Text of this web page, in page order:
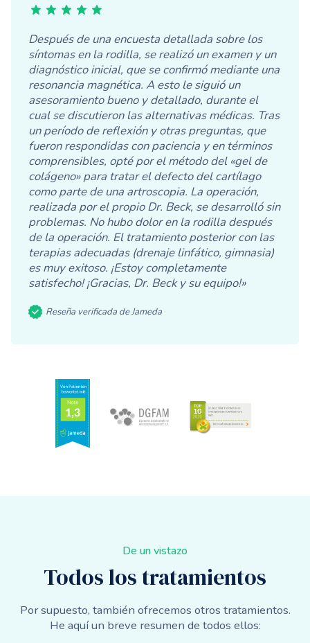
Después de una encuesta detallada sobre los
síntomas en la rodilla, se realizó un examen y un
diagnóstico inicial, que se confirmó mediante una
resonancia magnética. A esto le siguió un
asesoramiento bueno y detallado, durante el
cual se discutieron las alternativas médicas. Tras
un período de reflexión y otras preguntas, que
fueron respondidas con paciencia y en términos
comprensibles, opté por el método del «gel de
colágeno» para tratar el defecto del cartílago
como parte de una artroscopia. La operación,
realizada por el propio Dr. Beck, se desarrolló sin
problemas. No hubo dolor en la rodilla después
de la operación. El tratamiento posterior con las
terapias adecuadas (drenaje linfático, gimnasia)
es muy exitoso. ¡Estoy completamente
satisfecho! ¡Gracias, Dr. Beck y su equipo!»
Reseña verificada de Jameda
De un vistazo
Todos los tratamientos
Por supuesto, también ofrecemos otros tratamientos.
He aquí un breve resumen de todos ellos: